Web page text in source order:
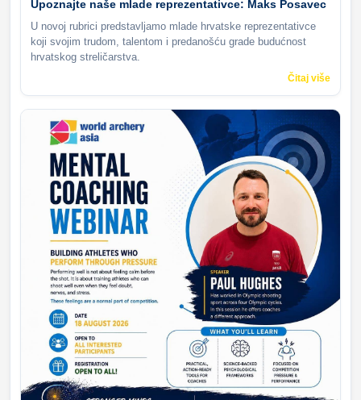
Upoznajte naše mlade reprezentativce: Maks Posavec
U novoj rubrici predstavljamo mlade hrvatske reprezentativce
koji svojim trudom, talentom i predanošću grade budućnost
hrvatskog streličarstva.
Čitaj više